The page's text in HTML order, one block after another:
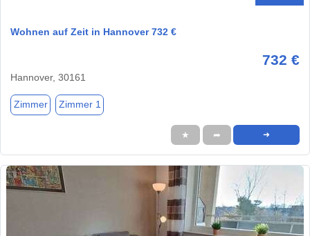
Wohnen auf Zeit in Hannover 732 €
732 €
Hannover, 30161
Zimmer Zimmer 1
★ ➦ ➜